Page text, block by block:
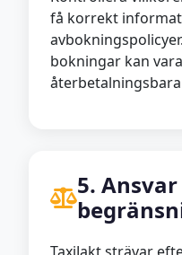
få korrekt
bokningar kan
5. Ansvar